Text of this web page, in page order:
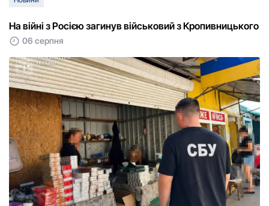
На війні з Росією загинув військовий з Кропивницького
06 серпня